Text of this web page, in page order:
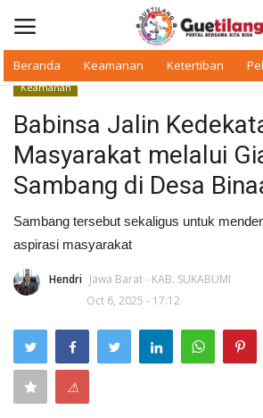
Beranda Keamanan Ketertiban
Beranda
Makan Bergizi
Warkop Digital
Pelanggaran
Ketertiban
Keamanan
Babinsa Jalin
Masyarakat melalui
Sambang di Desa
Sambang tersebut sekaligus untuk
aspirasi masyarakat
Hendri Jawa Barat - KAB. SUKABUMI
Oct 6, 2025 - 17:12
⚠